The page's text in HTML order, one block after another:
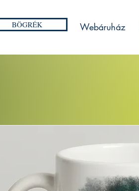
BÖGRÉK Webáruház